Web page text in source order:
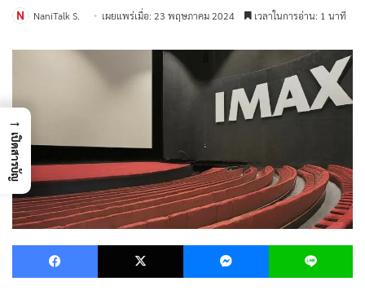
NaniTalk S. เผยแพร่เมื่อ: 23 พฤษภาคม 2024 เวลาในการอ่าน: 1 นาที
Facebook X Messenger
→
เปิดสารบัญ